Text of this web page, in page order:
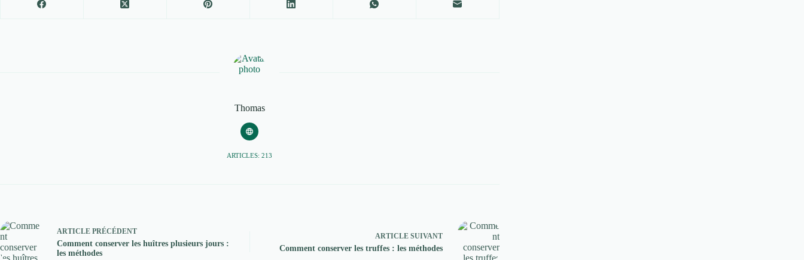
Thomas
ARTICLES: 213
ARTICLE PRÉCÉDENT
Comment conserver les huîtres plusieurs jours :
les méthodes
ARTICLESUIVANT
Comment conserver les truffes : les méthodes